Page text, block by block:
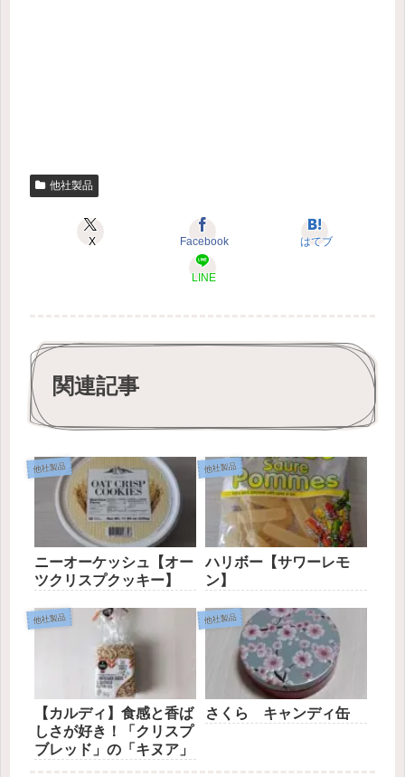
他社製品
X Facebook はてブ
LINE
関連記事
他社製品
ニーオーケッシュ【オー
ツクリスプクッキー】
他社製品
ハリボー【サワーレモ
ン】
他社製品
【カルディ】食感と香ば
しさが好き！「クリスプ
ブレッド」の「キヌア」
他社製品
さくら キャンディ缶